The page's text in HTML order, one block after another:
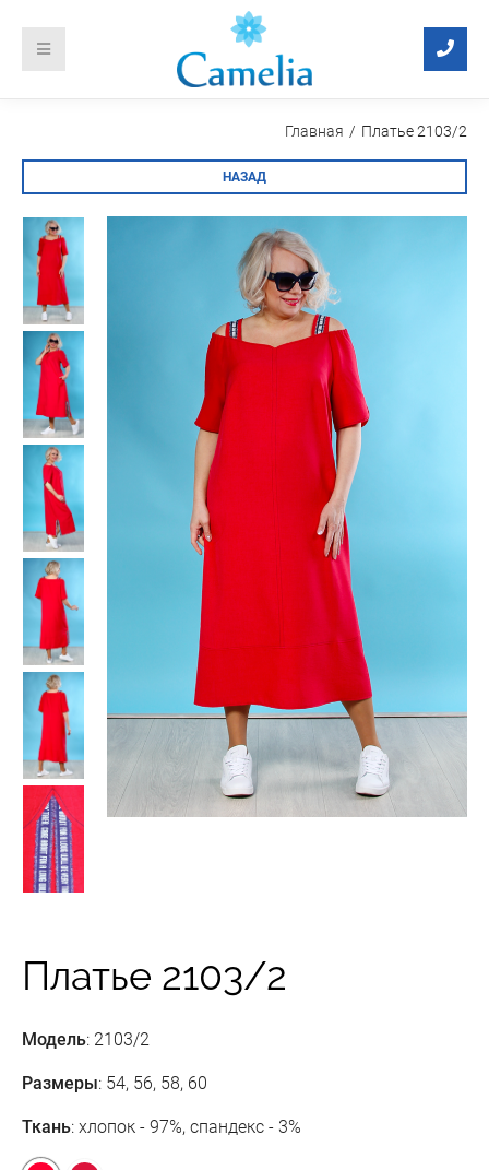
НАЗАД
Главная Платье 2103/2
Платье 2103/2
Модель: 2103/2
Размеры: 54, 56, 58, 60
Ткань: хлопок - 97%, спандекс - 3%